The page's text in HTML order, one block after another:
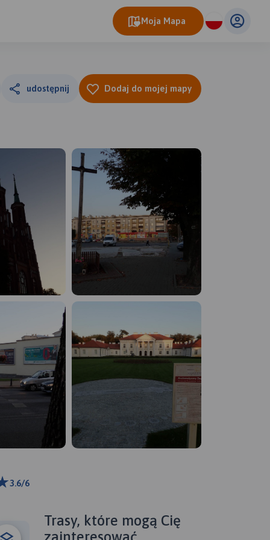
Moja Mapa
udostępnij Dodaj do mojej mapy
3.6/6
Trasy, które mogą Cię
zainteresować